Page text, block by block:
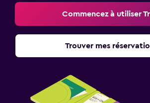
Commencez à utiliser
Trouver mes